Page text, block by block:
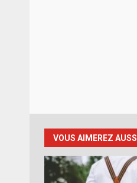
VOUS AIMEREZ AUSSI